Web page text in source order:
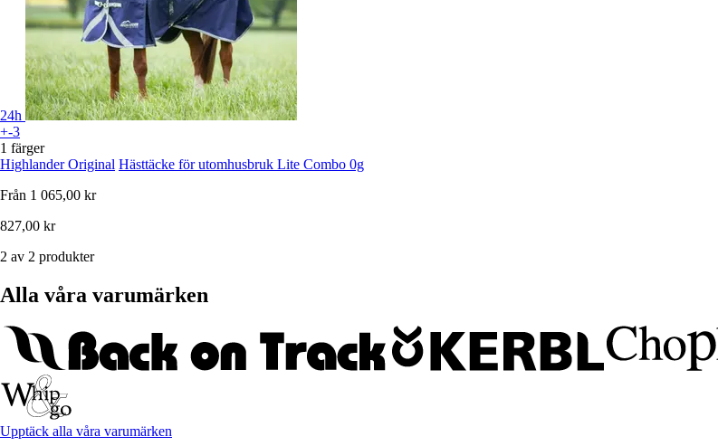
24h
+-3
1 färger
Highlander Original Hästtäcke för utomhusbruk Lite Combo 0g
Från 1 065,00 kr
827,00 kr
2 av 2 produkter
Alla våra varumärken
Upptäck alla våra varumärken